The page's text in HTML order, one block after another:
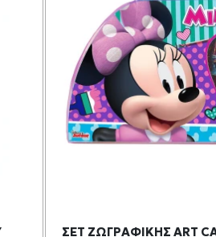
ΣΕΤ ΖΩΓΡΑΦΙΚΗΣ ART